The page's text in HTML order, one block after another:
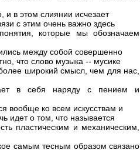
и в этом слиянии исчезает
с этим очень важно здесь
которые мы обозначаем
между собой совершенно
что слово музыка -- мусике
широкий смысл, чем для нас,
в себя наряду с пением и
вообще ко всем искусствам и
идет о том, что называется
пластическим и механическим,
самым тесным образом связано